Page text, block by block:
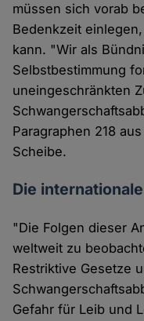
müssen sich vorab
Bedenkzeit
kann. "Wir als
Selbstbestimmung
uneingeschränkten
Paragraphen 218
Scheibe.
Die
"Die Folgen dieser
weltweit zu
Restriktive Gesetze
Gefahr für Leib und